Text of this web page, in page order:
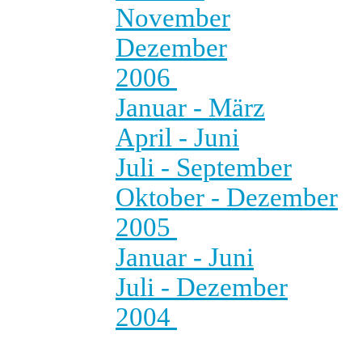
November
Dezember
2006
Januar - März
April - Juni
Juli - September
Oktober - Dezember
2005
Januar - Juni
Juli - Dezember
2004